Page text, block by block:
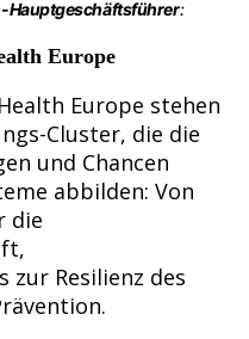
Hauptgeschäftsführer:
Europe
Europe stehen
Cluster, die die
und Chancen
abbilden: Von
die
zur Resilienz des